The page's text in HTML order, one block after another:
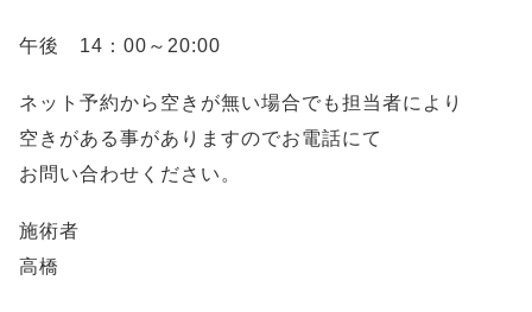
午後 14：00～20:00
ネット予約から空きが無い場合でも担当者により
空きがある事がありますのでお電話にて
お問い合わせください。
施術者
高橋